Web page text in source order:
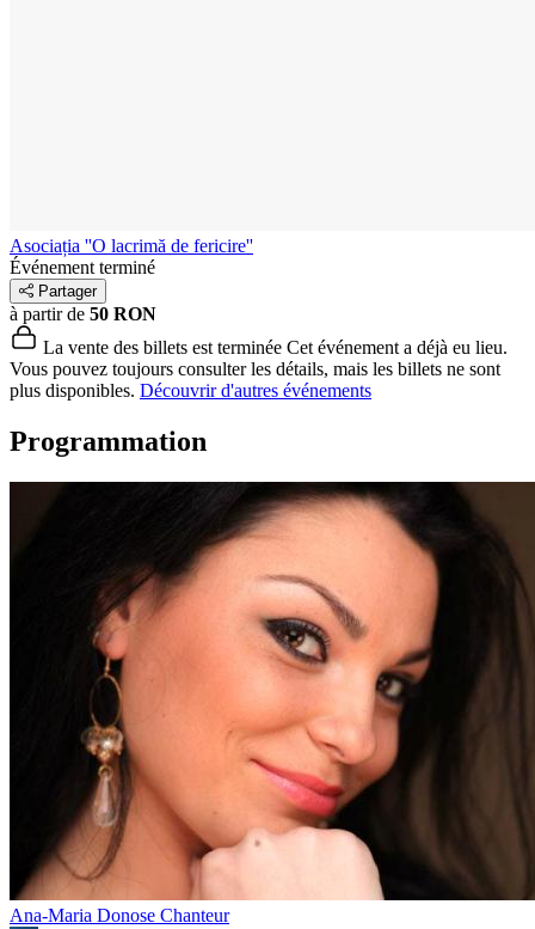
Asociația ''O lacrimă de fericire''
Événement terminé
Partager
à partir de 50 RON
La vente des billets est terminée Cet événement a déjà eu lieu.
Vous pouvez toujours consulter les détails, mais les billets ne sont
plus disponibles. Découvrir d'autres événements
Programmation
Ana-Maria Donose Chanteur